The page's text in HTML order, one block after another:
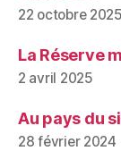
22 octobre 2025
La Réserve
2 avril 2025
Au pays du
28 février 2024